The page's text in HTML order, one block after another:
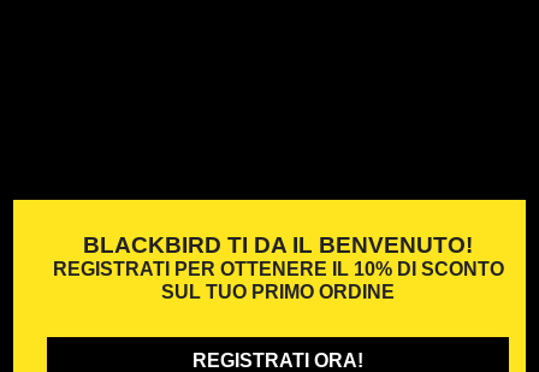
BLACKBIRD TI DA IL BENVENUTO!
REGISTRATI PER OTTENERE IL 10% DI SCONTO
SUL TUO PRIMO ORDINE
REGISTRATI ORA!